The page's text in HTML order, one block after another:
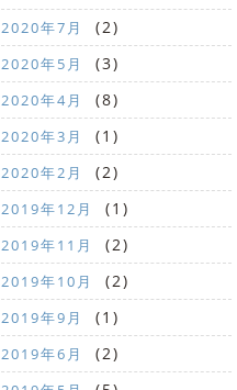
2020年7月 (2)
2020年5月 (3)
2020年4月 (8)
2020年3月 (1)
2020年2月 (2)
2019年12月 (1)
2019年11月 (2)
2019年10月 (2)
2019年9月 (1)
2019年6月 (2)